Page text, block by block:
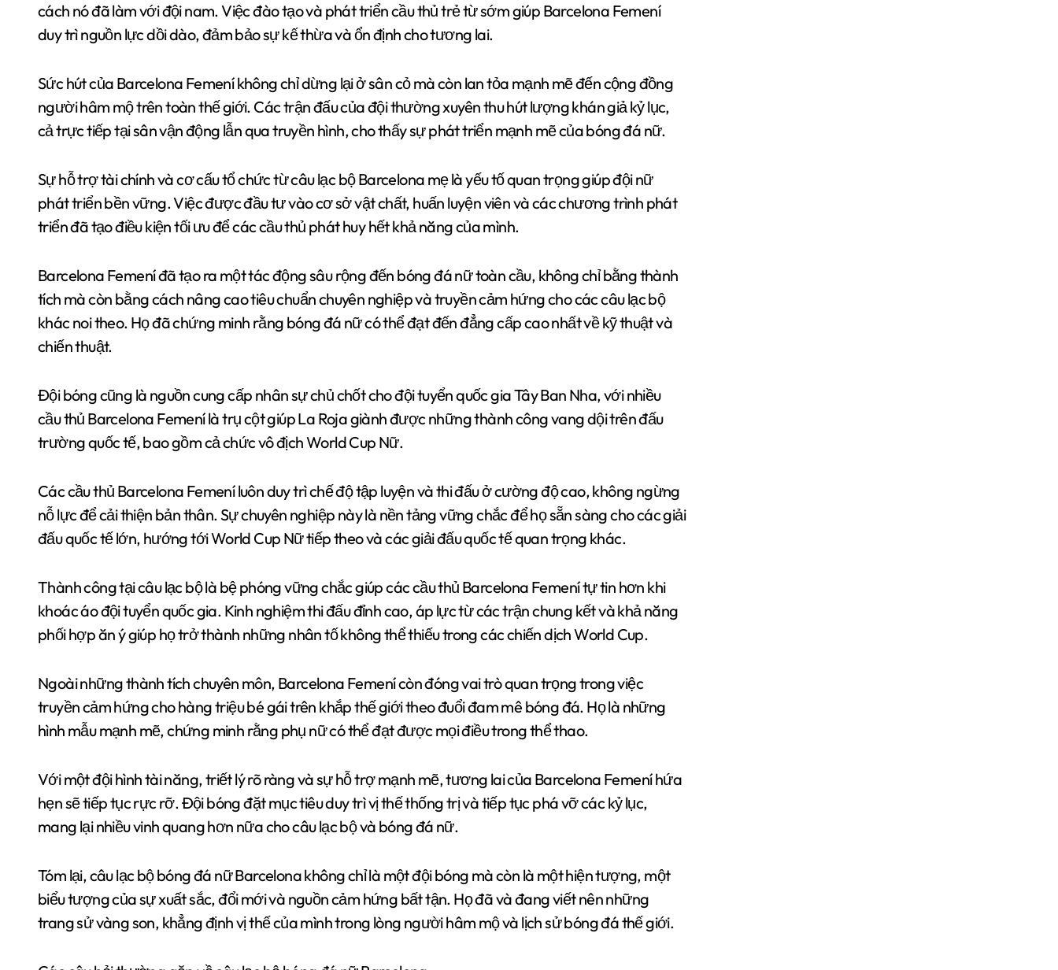
cách nó đã làm với đội nam. Việc đào tạo và phát triển cầu thủ trẻ từ sớm giúp Barcelona Femení
duy trì nguồn lực dồi dào, đảm bảo sự kế thừa và ổn định cho tương lai.
Sức hút của Barcelona Femení không chỉ dừng lại ở sân cỏ mà còn lan tỏa mạnh mẽ đến cộng đồng
người hâm mộ trên toàn thế giới. Các trận đấu của đội thường xuyên thu hút lượng khán giả kỷ lục,
cả trực tiếp tại sân vận động lẫn qua truyền hình, cho thấy sự phát triển mạnh mẽ của bóng đá nữ.
Sự hỗ trợ tài chính và cơ cấu tổ chức từ câu lạc bộ Barcelona mẹ là yếu tố quan trọng giúp đội nữ
phát triển bền vững. Việc được đầu tư vào cơ sở vật chất, huấn luyện viên và các chương trình phát
triển đã tạo điều kiện tối ưu để các cầu thủ phát huy hết khả năng của mình.
Barcelona Femení đã tạo ra một tác động sâu rộng đến bóng đá nữ toàn cầu, không chỉ bằng thành
tích mà còn bằng cách nâng cao tiêu chuẩn chuyên nghiệp và truyền cảm hứng cho các câu lạc bộ
khác noi theo. Họ đã chứng minh rằng bóng đá nữ có thể đạt đến đẳng cấp cao nhất về kỹ thuật và
chiến thuật.
Đội bóng cũng là nguồn cung cấp nhân sự chủ chốt cho đội tuyển quốc gia Tây Ban Nha, với nhiều
cầu thủ Barcelona Femení là trụ cột giúp La Roja giành được những thành công vang dội trên đấu
trường quốc tế, bao gồm cả chức vô địch World Cup Nữ.
Các cầu thủ Barcelona Femení luôn duy trì chế độ tập luyện và thi đấu ở cường độ cao, không ngừng
nỗ lực để cải thiện bản thân. Sự chuyên nghiệp này là nền tảng vững chắc để họ sẵn sàng cho các giải
đấu quốc tế lớn, hướng tới World Cup Nữ tiếp theo và các giải đấu quốc tế quan trọng khác.
Thành công tại câu lạc bộ là bệ phóng vững chắc giúp các cầu thủ Barcelona Femení tự tin hơn khi
khoác áo đội tuyển quốc gia. Kinh nghiệm thi đấu đỉnh cao, áp lực từ các trận chung kết và khả năng
phối hợp ăn ý giúp họ trở thành những nhân tố không thể thiếu trong các chiến dịch World Cup.
Ngoài những thành tích chuyên môn, Barcelona Femení còn đóng vai trò quan trọng trong việc
truyền cảm hứng cho hàng triệu bé gái trên khắp thế giới theo đuổi đam mê bóng đá. Họ là những
hình mẫu mạnh mẽ, chứng minh rằng phụ nữ có thể đạt được mọi điều trong thể thao.
Với một đội hình tài năng, triết lý rõ ràng và sự hỗ trợ mạnh mẽ, tương lai của Barcelona Femení hứa
hẹn sẽ tiếp tục rực rỡ. Đội bóng đặt mục tiêu duy trì vị thế thống trị và tiếp tục phá vỡ các kỷ lục,
mang lại nhiều vinh quang hơn nữa cho câu lạc bộ và bóng đá nữ.
Tóm lại, câu lạc bộ bóng đá nữ Barcelona không chỉ là một đội bóng mà còn là một hiện tượng, một
biểu tượng của sự xuất sắc, đổi mới và nguồn cảm hứng bất tận. Họ đã và đang viết nên những
trang sử vàng son, khẳng định vị thế của mình trong lòng người hâm mộ và lịch sử bóng đá thế giới.